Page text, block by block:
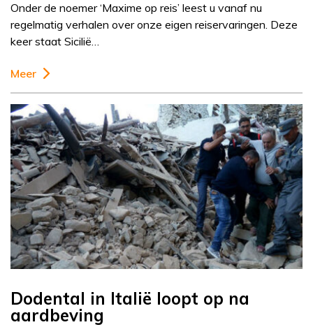
Onder de noemer ‘Maxime op reis’ leest u vanaf nu
regelmatig verhalen over onze eigen reiservaringen. Deze
keer staat Sicilië…
Meer
Dodental in Italië loopt op na
aardbeving